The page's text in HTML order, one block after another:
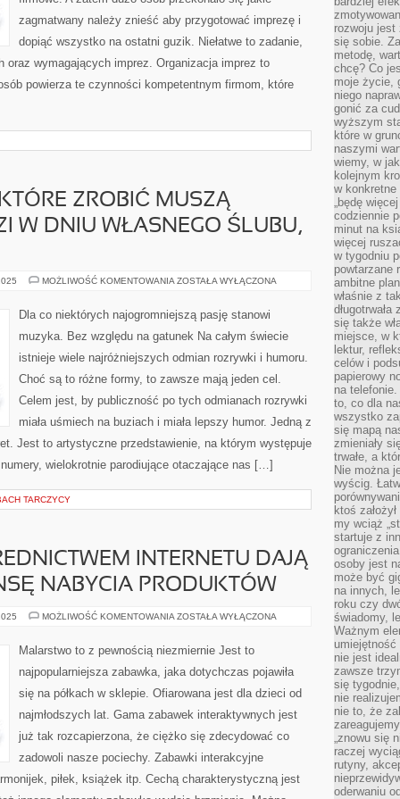
zagmatwany należy znieść aby przygotować imprezę i
dopiąć wszystko na ostatni guzik. Niełatwe to zadanie,
oraz wymagających imprez. Organizacja imprez to
powierza te czynności kompetentnym firmom, które
ZROBIĆ MUSZĄ
W DNIU WŁASNEGO ŚLUBU,
MOŻLIWOŚĆ KOMENTOWANIA WŚRÓD
ZROBIĆ
MUSZĄ
MŁODZI
DNIU
ŚLUBU,
WIELE
ZOSTAŁA WYŁĄCZONA
Dla co niektórych najogromniejszą pasję stanowi
muzyka. Bez względu na gatunek Na całym świecie
istnieje wiele najróżniejszych odmian rozrywki i humoru.
Choć są to różne formy, to zawsze mają jeden cel.
Celem jest, by publiczność po tych odmianach rozrywki
miała uśmiech na buziach i miała lepszy humor. Jedną z
Jest to artystyczne przedstawienie, na którym występuje
wielokrotnie parodiujące otaczające nas […]
TARCZYCY
INTERNETU DAJĄ
NABYCIA PRODUKTÓW
MOŻLIWOŚĆ KOMENTOWANIA ZAKUPY
INTERNETU
DAJĄ
TAKŻE
NABYCIA
ZOSTAŁA WYŁĄCZONA
Malarstwo to z pewnością niezmiernie Jest to
najpopularniejsza zabawka, jaka dotychczas pojawiła
się na półkach w sklepie. Ofiarowana jest dla dzieci od
najmłodszych lat. Gama zabawek interaktywnych jest
już tak rozcapierzona, że ciężko się zdecydować co
zadowoli nasze pociechy. Zabawki interakcyjne
piłek, książek itp. Cechą charakterystyczną jest
rozwoju
się sobie.
metodę,
chcę? Co
moje życie,
niego
gonić za
wyższym
które w
naszymi
wiemy, w
kolejnym
w konkretne
„będę
codziennie
minut na
więcej
w tygodniu
powtarzane
ambitne
właśnie z
się także
miejsce, w
lektur,
celów i
papierowy
na
to, co dla
wszystko
się mapą
zmieniały
trwałe, a
Nie można
wyścig.
ktoś
my wciąż
startuje z
osoby jest
może być
na innych,
roku czy
świadomy,
Ważnym
nie jest
zawsze
się
nie
nie to, że
„znowu się
raczej
rutyny,
oderwaniu